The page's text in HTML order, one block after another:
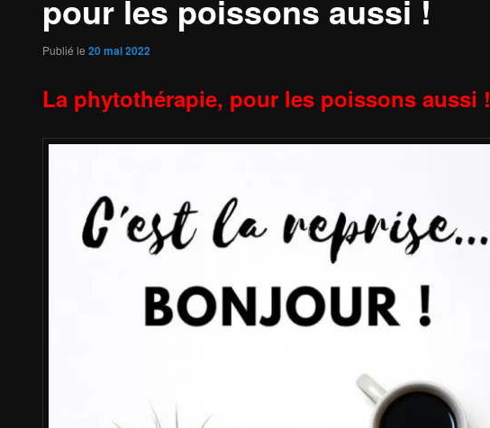
pour les poissons aussi !
Publié le 20 mai 2022
La phytothérapie, pour les poissons aussi !